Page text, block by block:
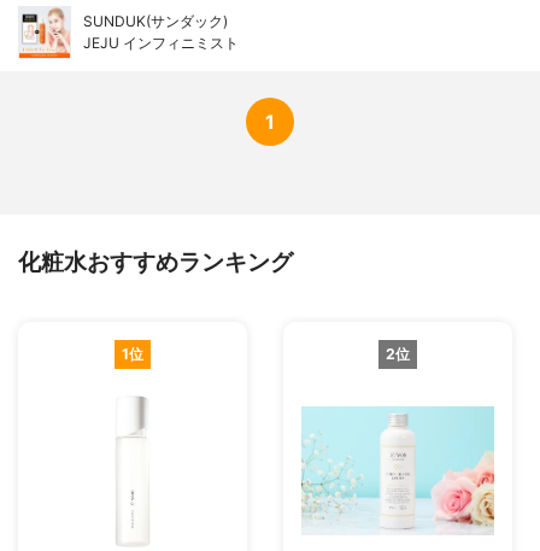
SUNDUK(サンダック)
JEJU インフィニミスト
1
化粧水おすすめランキング
1位 2位